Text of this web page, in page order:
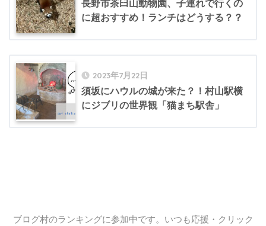
長野市茶臼山動物園、子連れで行くの
に超おすすめ！ランチはどうする？？
2023年7月22日
須坂にハウルの城が来た？！村山駅横
にジブリの世界観「猫まち駅舎」
ブログ村のランキングに参加中です。いつも応援・クリック